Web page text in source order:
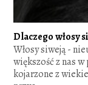
Dlaczego włosy
Włosy siweją -
większość z nas
kojarzone z